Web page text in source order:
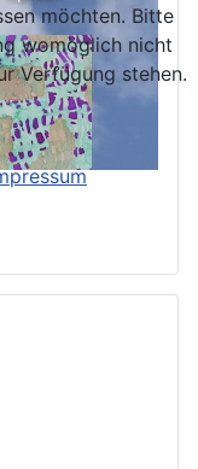
möchten. Bitte
womöglich nicht
Verfügung stehen.